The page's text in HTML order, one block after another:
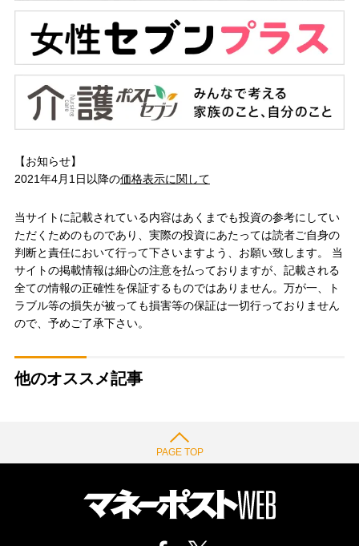
【お知らせ】
2021年4月1日以降の価格表示に関して
当サイトに記載されている内容はあくまでも投資の参考にしてい
ただくためのものであり、実際の投資にあたっては読者ご自身の
判断と責任において行って下さいますよう、お願い致します。 当
サイトの掲載情報は細心の注意を払っておりますが、記載される
全ての情報の正確性を保証するものではありません。万が一、ト
ラブル等の損失が被っても損害等の保証は一切行っておりません
ので、予めご了承下さい。
他のオススメ記事
PAGE TOP